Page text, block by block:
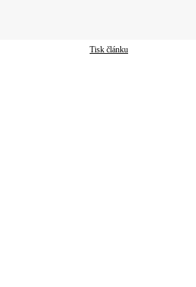
Tisk článku